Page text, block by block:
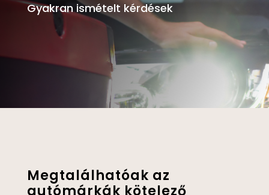
Gyakran ismételt kérdések
Megtalálhatóak az
autómárkák kötelező